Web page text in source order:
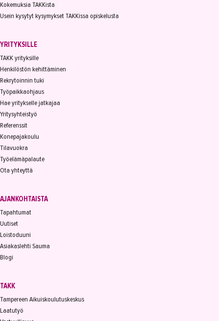
Kokemuksia TAKKista
Usein kysytyt kysymykset TAKKissa opiskelusta
YRITYKSILLE
TAKK yrityksille
Henkilöstön kehittäminen
Rekrytoinnin tuki
Työpaikkaohjaus
Hae yritykselle jatkajaa
Yritysyhteistyö
Referenssit
Konepajakoulu
Tilavuokra
Työelämäpalaute
Ota yhteyttä
AJANKOHTAISTA
Tapahtumat
Uutiset
Loistoduuni
Asiakaslehti Sauma
Blogi
TAKK
Tampereen Aikuiskoulutuskeskus
Laatutyö